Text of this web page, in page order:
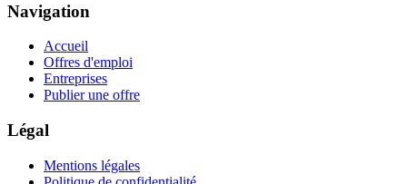
Navigation
Accueil
Offres d'emploi
Entreprises
Publier une offre
Légal
Mentions légales